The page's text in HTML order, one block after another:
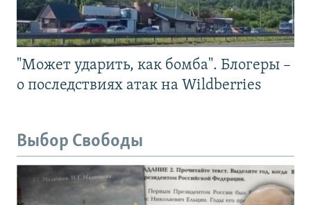
"Может ударить, как бомба". Блогеры –
о последствиях атак на Wildberries
Выбор Свободы